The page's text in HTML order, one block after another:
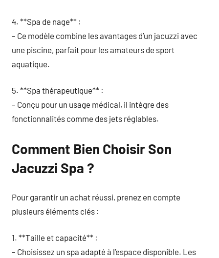
4. **Spa de nage** :
– Ce modèle combine les avantages d’un jacuzzi avec
une piscine, parfait pour les amateurs de sport
aquatique.
5. **Spa thérapeutique** :
– Conçu pour un usage médical, il intègre des
fonctionnalités comme des jets réglables.
Comment Bien Choisir Son
Jacuzzi Spa ?
Pour garantir un achat réussi, prenez en compte
plusieurs éléments clés :
1. **Taille et capacité** :
– Choisissez un spa adapté à l’espace disponible. Les